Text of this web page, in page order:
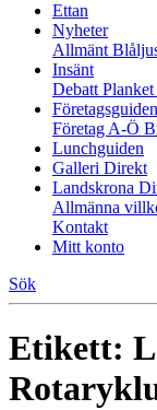
Ettan
Nyheter
Allmänt
Insänt
Debatt Planket
Företagsguiden
Företag A-Ö
Lunchguiden
Galleri Direkt
Landskrona
Allmänna
Kontakt
Mitt konto
Sök
Etikett: